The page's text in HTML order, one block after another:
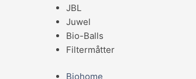
JBL
Juwel
Bio-Balls
Filtermåtter
Biohome